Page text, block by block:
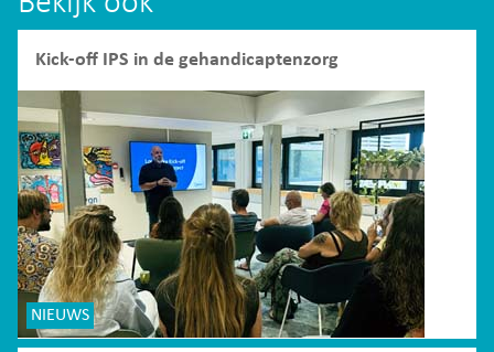
Kick-off IPS in de gehandicaptenzorg
NIEUWS